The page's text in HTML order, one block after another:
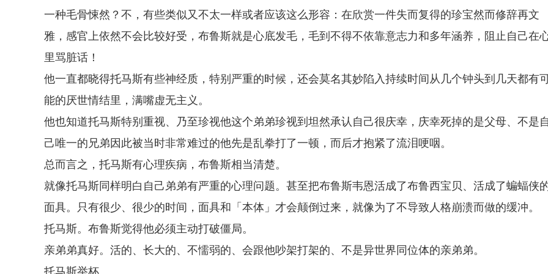
一种毛骨悚然？不，有些类似又不太一样或者应该这么形容：在欣赏一件失而复得的珍宝然而修辞再文
雅，感官上依然不会比较好受，布鲁斯就是心底发毛，毛到不得不依靠意志力和多年涵养，阻止自己在
里骂脏话！
他一直都晓得托马斯有些神经质，特别严重的时候，还会莫名其妙陷入持续时间从几个钟头到几天都有
能的厌世情结里，满嘴虚无主义。
他也知道托马斯特别重视、乃至珍视他这个弟弟珍视到坦然承认自己很庆幸，庆幸死掉的是父母、不是自
己唯一的兄弟因此被当时非常难过的他先是乱拳打了一顿，而后才抱紧了流泪哽咽。
总而言之，托马斯有心理疾病，布鲁斯相当清楚。
就像托马斯同样明白自己弟弟有严重的心理问题。甚至把布鲁斯韦恩活成了布鲁西宝贝、活成了蝙蝠侠
面具。只有很少、很少的时间，面具和「本体」才会颠倒过来，就像为了不导致人格崩溃而做的缓冲。
托马斯。布鲁斯觉得他必须主动打破僵局。
亲弟弟真好。活的、长大的、不懦弱的、会跟他吵架打架的、不是异世界同位体的亲弟弟。
托马斯举杯。